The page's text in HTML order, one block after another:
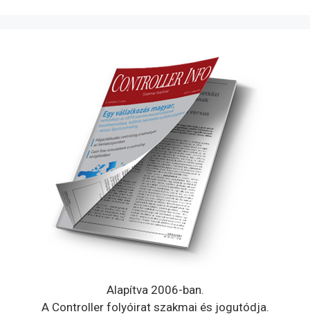
Alapítva 2006-ban.
A Controller folyóirat szakmai és jogutódja.